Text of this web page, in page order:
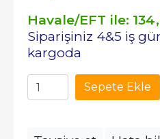
Havale/EFT ile: 134
Siparişiniz 4&5 iş
kargoda
Sepete Ekle